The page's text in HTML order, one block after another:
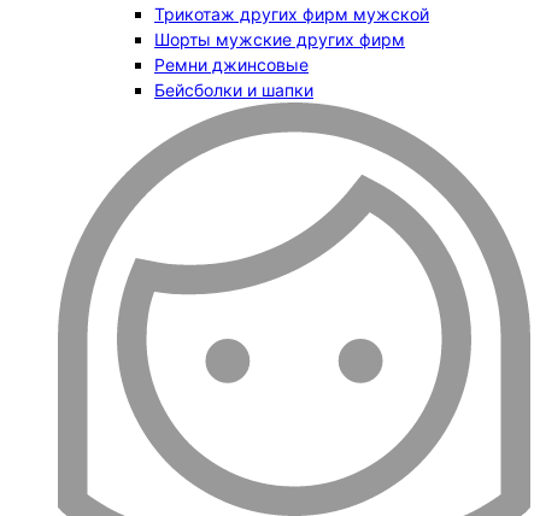
Трикотаж других фирм мужской
Шорты мужские других фирм
Ремни джинсовые
Бейсболки и шапки